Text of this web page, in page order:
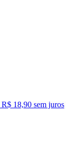
R$ 18,90 sem juros